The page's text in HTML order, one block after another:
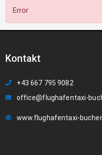
Error
Kontakt
+43 667 795 9082
office@flughafentaxi-
www.flughafentaxi-